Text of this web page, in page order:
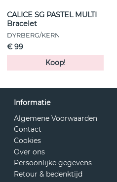
CALICE SG PASTEL MULTI
Bracelet
DYRBERG/KERN
€ 99
Koop!
Informatie
Algemene Voorwaarden
Contact
Cookies
Over ons
Persoonlijke gegevens
Retour & bedenktijd